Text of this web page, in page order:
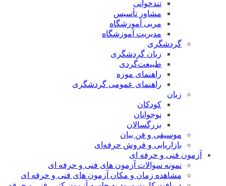
تندخوانی
مشاور تأسیس
مربی آموزشگاه
مدیریت آموزشگاه
گردشگری
زبان گردشگری
طبیعت‌گردی
راهنمای موزه
راهنمای عمومی گردشگری
زبان
کودکان
نوجوانان
بزرگسالان
موسیقی و فن بیان
بازاریابی و فروش حرفه‌ای
آزمون فنی و حرفه ای
نمونه سوالات آزمون های فنی و حرفه ای
مشاهده زمان و مکان آزمون های فنی و حرفه ای